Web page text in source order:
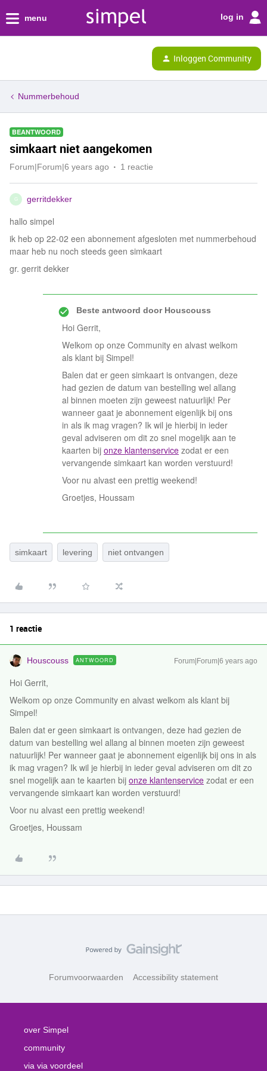
menu log in
Inloggen Community
Nummerbehoud
BEANTWOORD
simkaart niet aangekomen
Forum|Forum|6 years ago 1 reactie
G gerritdekker
hallo simpel
ik heb op 22-02 een abonnement afgesloten met nummerbehoud
maar heb nu noch steeds geen simkaart
gr. gerrit dekker
Beste antwoord doorHouscouss
Hoi Gerrit,
Welkom op onze Community en alvast welkom
als klant bij Simpel!
Balen dat er geen simkaart is ontvangen, deze
had gezien de datum van bestelling wel allang
al binnen moeten zijn geweest natuurlijk! Per
wanneer gaat je abonnement eigenlijk bij ons
in als ik mag vragen? Ik wil je hierbij in ieder
geval adviseren om dit zo snel mogelijk aan te
kaarten bij onze klantenservice zodat er een
vervangende simkaart kan worden verstuurd!
Voor nu alvast een prettig weekend!
Groetjes, Houssam
simkaart levering niet ontvangen
1 reactie
Houscouss ANTWOORD Forum|Forum|6 years ago
Hoi Gerrit,
Welkom op onze Community en alvast welkom als klant bij
Simpel!
Balen dat er geen simkaart is ontvangen, deze had gezien de
datum van bestelling wel allang al binnen moeten zijn geweest
natuurlijk! Per wanneer gaat je abonnement eigenlijk bij ons in als
ik mag vragen? Ik wil je hierbij in ieder geval adviseren om dit zo
snel mogelijk aan te kaarten bij onze klantenservice zodat er een
vervangende simkaart kan worden verstuurd!
Voor nu alvast een prettig weekend!
Groetjes, Houssam
Forumvoorwaarden Accessibility statement
over Simpel
community
via via voordeel